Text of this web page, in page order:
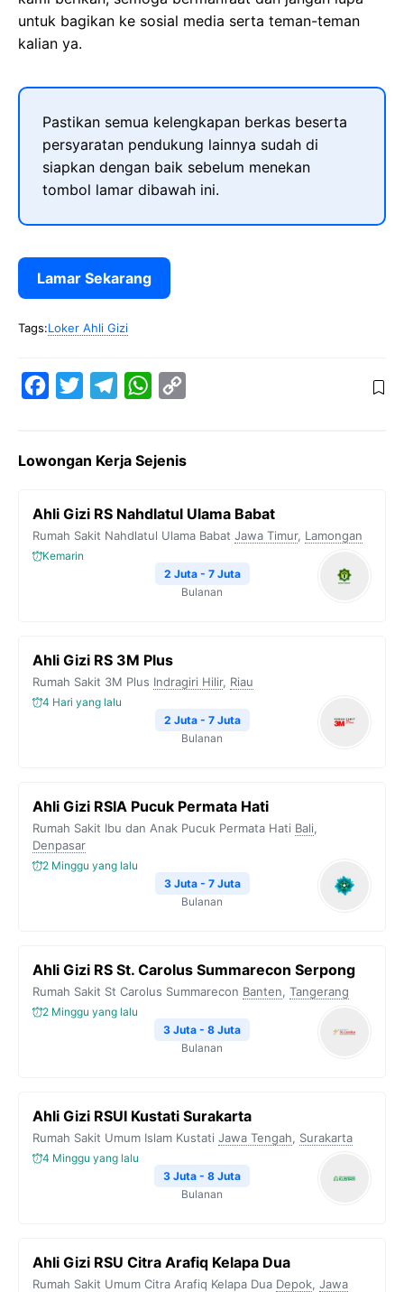
untuk bagikan ke sosial media serta teman-teman
kalian ya.
Pastikan semua kelengkapan berkas beserta
persyaratan pendukung lainnya sudah di
siapkan dengan baik sebelum menekan
tombol lamar dibawah ini.
Lamar Sekarang
Tags:Loker Ahli Gizi
e
o
o
t
e
e
r
W
t
A
y
i
k
Lowongan Kerja Sejenis
Ahli Gizi RS Nahdlatul Ulama Babat
Rumah Sakit Nahdlatul Ulama Babat Jawa Timur, Lamongan
Kemarin
2 Juta - 7 Juta
Bulanan
Ahli Gizi RS 3M Plus
Rumah Sakit 3M Plus Indragiri Hilir, Riau
4 Hari yang lalu
2 Juta - 7 Juta
Bulanan
Ahli Gizi RSIA Pucuk Permata Hati
Rumah Sakit Ibu dan Anak Pucuk Permata Hati Bali,
Denpasar
2 Minggu yang lalu
3 Juta - 7 Juta
Bulanan
Ahli Gizi RS St. Carolus Summarecon Serpong
Rumah Sakit St Carolus Summarecon Banten, Tangerang
2 Minggu yang lalu
3 Juta - 8 Juta
Bulanan
Ahli Gizi RSUI Kustati Surakarta
Rumah Sakit Umum Islam Kustati Jawa Tengah, Surakarta
4 Minggu yang lalu
3 Juta - 8 Juta
Bulanan
Ahli Gizi RSU Citra Arafiq Kelapa Dua
Rumah Sakit Umum Citra Arafiq Kelapa Dua Depok, Jawa